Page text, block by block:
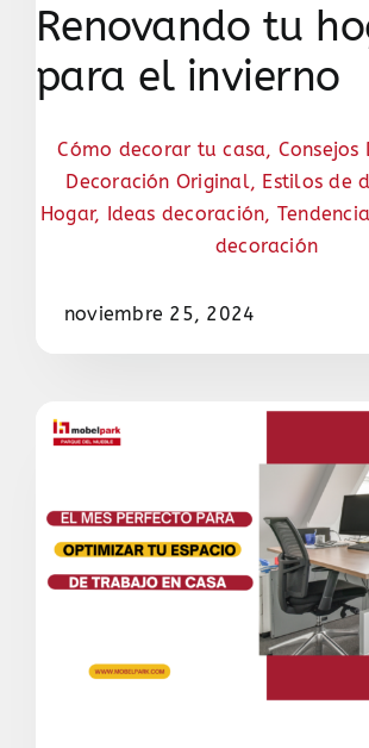
Renovando tu
para el invierno
Cómo decorar tu casa, Consejos
Decoración Original, Estilos de
Hogar, Ideas decoración,
decoración
noviembre 25, 2024